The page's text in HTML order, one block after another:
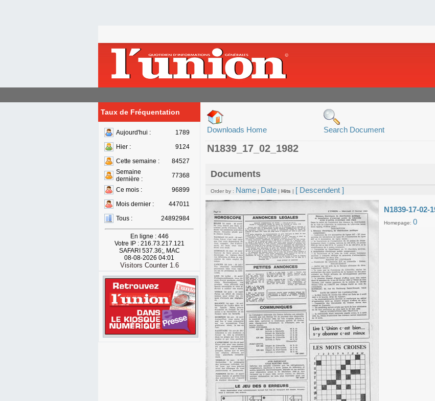
Taux de Fréquentation
Aujourd'hui :
1789
Hier :
9124
Cette semaine :
84527
Semaine
dernière :
77368
Ce mois :
96899
Mois dernier :
447011
Tous :
24892984
En ligne : 446
Votre IP : 216.73.217.121
SAFARI 537.36;, MAC
08-08-2026 04:01
Visitors Counter 1.6
Downloads Home Search Document
N1839_17_02_1982
Documents
Order by : Name | Date | Hits | [ Descendent ]
N1839-17-02-
Homepage: 0